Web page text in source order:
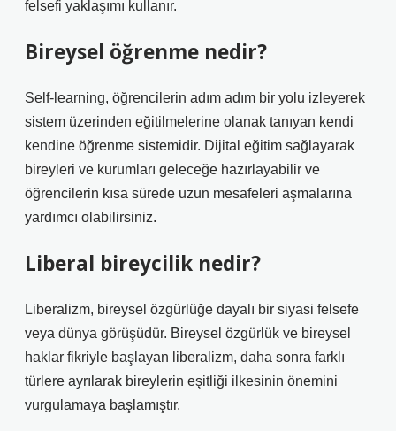
felsefi yaklaşımı kullanır.
Bireysel öğrenme nedir?
Self-learning, öğrencilerin adım adım bir yolu izleyerek
sistem üzerinden eğitilmelerine olanak tanıyan kendi
kendine öğrenme sistemidir. Dijital eğitim sağlayarak
bireyleri ve kurumları geleceğe hazırlayabilir ve
öğrencilerin kısa sürede uzun mesafeleri aşmalarına
yardımcı olabilirsiniz.
Liberal bireycilik nedir?
Liberalizm, bireysel özgürlüğe dayalı bir siyasi felsefe
veya dünya görüşüdür. Bireysel özgürlük ve bireysel
haklar fikriyle başlayan liberalizm, daha sonra farklı
türlere ayrılarak bireylerin eşitliği ilkesinin önemini
vurgulamaya başlamıştır.